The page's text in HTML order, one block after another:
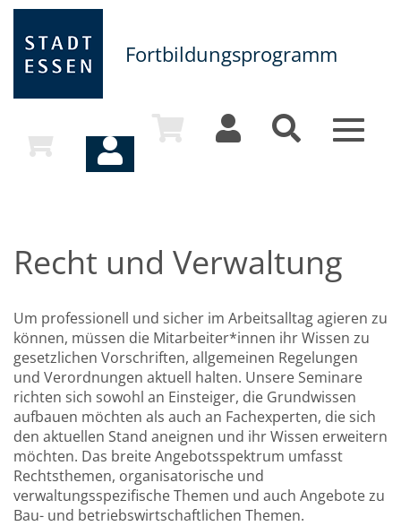
Fortbildungsprogramm
Toggle
Recht und Verwaltung
Um professionell und sicher im Arbeitsalltag agieren zu
können, müssen die Mitarbeiter*innen ihr Wissen zu
gesetzlichen Vorschriften, allgemeinen Regelungen
und Verordnungen aktuell halten. Unsere Seminare
richten sich sowohl an Einsteiger, die Grundwissen
aufbauen möchten als auch an Fachexperten, die sich
den aktuellen Stand aneignen und ihr Wissen erweitern
möchten. Das breite Angebotsspektrum umfasst
Rechtsthemen, organisatorische und
verwaltungsspezifische Themen und auch Angebote zu
Bau- und betriebswirtschaftlichen Themen.